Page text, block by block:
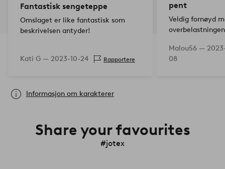
Fantastisk sengeteppe
Omslaget er like fantastisk som
beskrivelsen antyder!
Kati G — 2023-10-24 Rapportere
pent
Veldig fornøyd
akkurat som jeg
Malou56 —
08
Informasjon om karakterer
Share your favourites
#jotex